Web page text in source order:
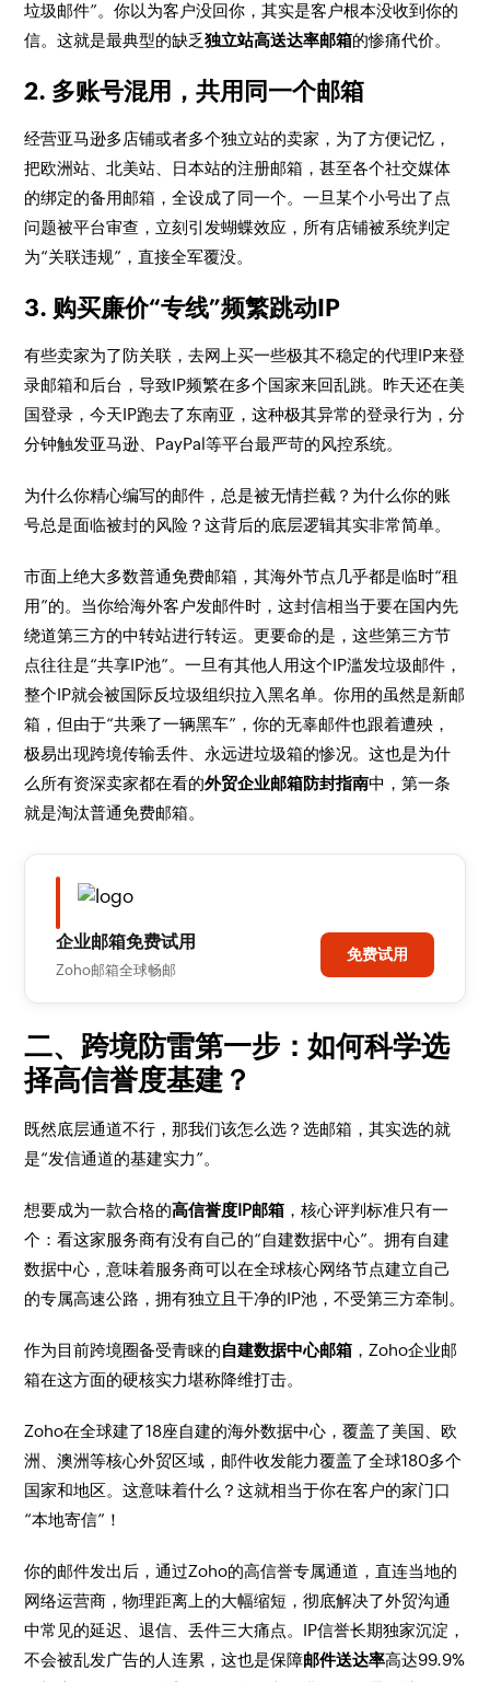
垃圾邮件”。你以为客户没回你，其实是客户根本没收到你的
信。这就是最典型的缺乏独立站高送达率邮箱的惨痛代价。
2. 多账号混用，共用同一个邮箱
经营亚马逊多店铺或者多个独立站的卖家，为了方便记忆，
把欧洲站、北美站、日本站的注册邮箱，甚至各个社交媒体
的绑定的备用邮箱，全设成了同一个。一旦某个小号出了点
问题被平台审查，立刻引发蝴蝶效应，所有店铺被系统判定
为“关联违规”，直接全军覆没。
3. 购买廉价“专线”频繁跳动IP
有些卖家为了防关联，去网上买一些极其不稳定的代理IP来登
录邮箱和后台，导致IP频繁在多个国家来回乱跳。昨天还在美
国登录，今天IP跑去了东南亚，这种极其异常的登录行为，分
分钟触发亚马逊、PayPal等平台最严苛的风控系统。
为什么你精心编写的邮件，总是被无情拦截？为什么你的账
号总是面临被封的风险？这背后的底层逻辑其实非常简单。
市面上绝大多数普通免费邮箱，其海外节点几乎都是临时“租
用”的。当你给海外客户发邮件时，这封信相当于要在国内先
绕道第三方的中转站进行转运。更要命的是，这些第三方节
点往往是“共享IP池”。一旦有其他人用这个IP滥发垃圾邮件，
整个IP就会被国际反垃圾组织拉入黑名单。你用的虽然是新邮
箱，但由于“共乘了一辆黑车”，你的无辜邮件也跟着遭殃，
极易出现跨境传输丢件、永远进垃圾箱的惨况。这也是为什
么所有资深卖家都在看的外贸企业邮箱防封指南中，第一条
就是淘汰普通免费邮箱。
企业邮箱免费试用
Zoho邮箱全球畅邮
免费试用
二、跨境防雷第一步：如何科学选
择高信誉度基建？
既然底层通道不行，那我们该怎么选？选邮箱，其实选的就
是“发信通道的基建实力”。
想要成为一款合格的高信誉度IP邮箱 ，核心评判标准只有一
个：看这家服务商有没有自己的“自建数据中心”。拥有自建
数据中心，意味着服务商可以在全球核心网络节点建立自己
的专属高速公路，拥有独立且干净的IP池，不受第三方牵制。
作为目前跨境圈备受青睐的自建数据中心邮箱 ，Zoho企业邮
箱在这方面的硬核实力堪称降维打击。
Zoho在全球建了18座自建的海外数据中心，覆盖了美国、欧
洲、澳洲等核心外贸区域，邮件收发能力覆盖了全球180多个
国家和地区。这意味着什么？这就相当于你在客户的家门口
“本地寄信”！
你的邮件发出后，通过Zoho的高信誉专属通道，直连当地的
网络运营商，物理距离上的大幅缩短，彻底解决了外贸沟通
中常见的延迟、退信、丢件三大痛点。IP信誉长期独家沉淀，
不会被乱发广告的人连累，这也是保障邮件送达率高达99.9%